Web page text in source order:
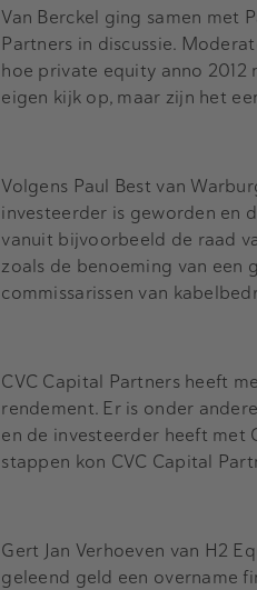
Van Berckel ging samen met
Partners in discussie.
hoe private equity anno 2012
eigen kijk op, maar zijn het
Volgens Paul Best van
investeerder is geworden en
vanuit bijvoorbeeld de raad
zoals de benoeming van een
commissarissen van
CVC Capital Partners heeft
rendement. Er is onder
en de investeerder heeft met
stappen kon CVC Capital
Gert Jan Verhoeven van H2
geleend geld een overname